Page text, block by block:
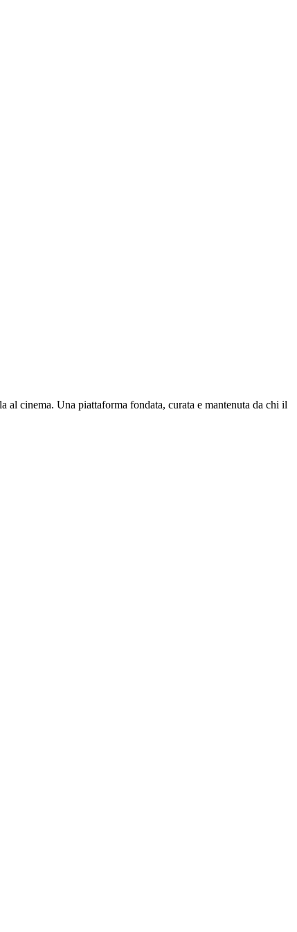
cinema. Una piattaforma fondata, curata e mantenuta da chi il